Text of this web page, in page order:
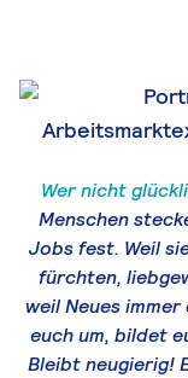
Wer nicht
Menschen
Jobs fest. Weil
fürchten,
weil Neues
euch um, bildet
Bleibt neugierig!